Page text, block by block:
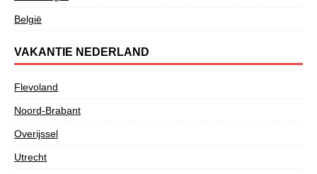
België
VAKANTIE NEDERLAND
Flevoland
Noord-Brabant
Overijssel
Utrecht